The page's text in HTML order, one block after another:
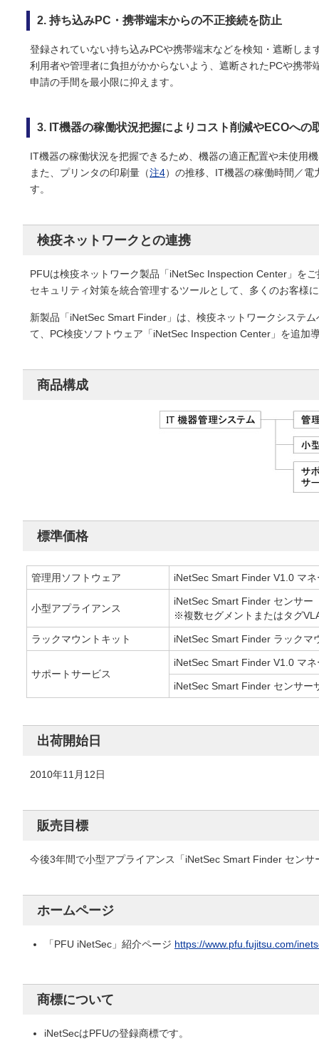
2. 持ち込みPC・携帯端末からの不正接続を防止
登録されていない持ち込みPCや携帯端末などを検知・遮断しま
利用者や管理者に負担がかからないよう、遮断されたPCや携帯
申請の手間を最小限に抑えます。
3. IT機器の稼働状況把握によりコスト削減やECOへの
IT機器の稼働状況を把握できるため、機器の適正配置や未使用
また、プリンタの印刷量（注4）の推移、IT機器の稼働時間／電
す。
検疫ネットワークとの連携
PFUは検疫ネットワーク製品「iNetSec Inspection Center」を
セキュリティ対策を統合管理するツールとして、多くのお客様
新製品「iNetSec Smart Finder」は、検疫ネットワークシステ
て、PC検疫ソフトウェア「iNetSec Inspection Center」を追加
商品構成
標準価格
管理用ソフトウェア iNetSec Smart Finder V1.0 マ
小型アプライアンス
iNetSec Smart Finder センサー
※複数セグメントまたはタグ
ラックマウントキット iNetSec Smart Finder ラックマ
サポートサービス
iNetSec Smart Finder V1.0 マ
iNetSec Smart Finder センサー
出荷開始日
2010年11月12日
販売目標
今後3年間で小型アプライアンス「iNetSec Smart Finder センサ
ホームページ
「PFU iNetSec」紹介ページ https://www.pfu.fujitsu.com/
商標について
iNetSecはPFUの登録商標です。